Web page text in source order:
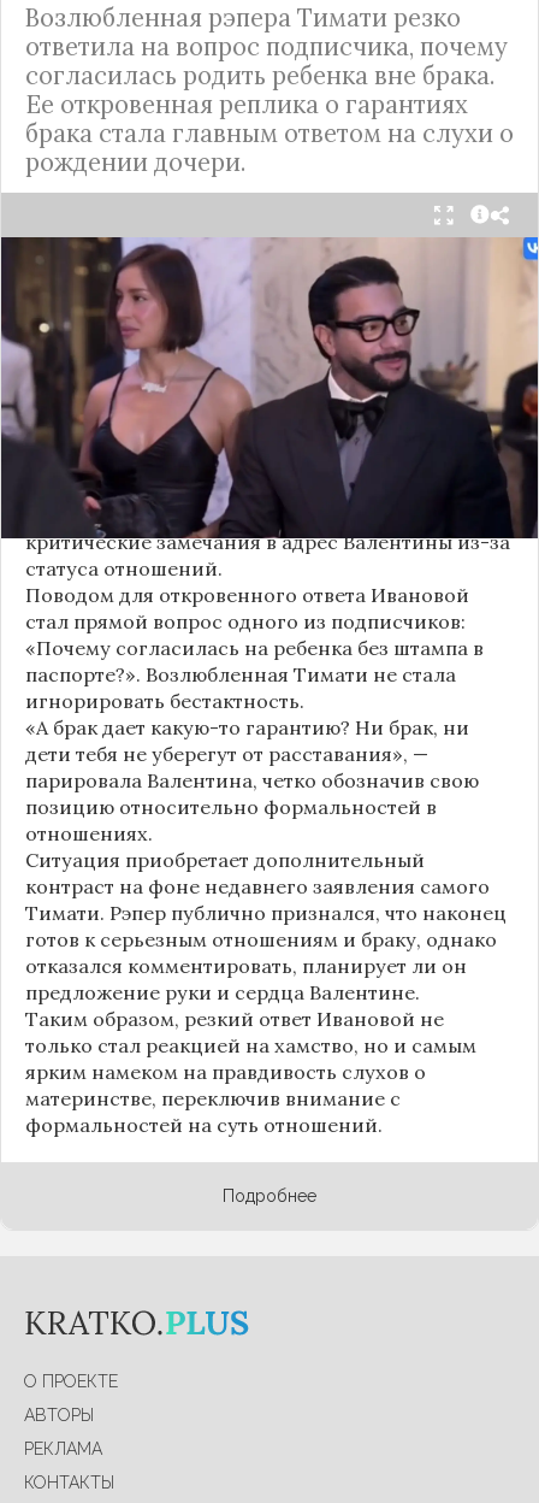
Возлюбленная рэпера Тимати резко
ответила на вопрос подписчика, почему
согласилась родить ребенка вне брака.
Ее откровенная реплика о гарантиях
брака стала главным ответом на слухи о
рождении дочери.
Валентина Иванова, избранница рэпера Тимати,
публично ответила на бестактный вопрос о
своем решении родить ребенка вне
официального брака. Ее резкая реакция стала
первым косвенным подтверждением слухов о
рождении дочери, ранее распространяемых
изданием «СтарХит».
Хотя сама звездная пара официально не
объявляла о пополнении, поклонники уже
засыпали их поздравлениями. Однако
некоторые комментаторы позволили себе
критические замечания в адрес Валентины из-за
статуса отношений.
Поводом для откровенного ответа Ивановой
стал прямой вопрос одного из подписчиков:
«Почему согласилась на ребенка без штампа в
паспорте?». Возлюбленная Тимати не стала
игнорировать бестактность.
«А брак дает какую-то гарантию? Ни брак, ни
дети тебя не уберегут от расставания», —
парировала Валентина, четко обозначив свою
позицию относительно формальностей в
отношениях.
Ситуация приобретает дополнительный
контраст на фоне недавнего заявления самого
Тимати. Рэпер публично признался, что наконец
готов к серьезным отношениям и браку, однако
отказался комментировать, планирует ли он
предложение руки и сердца Валентине.
Таким образом, резкий ответ Ивановой не
только стал реакцией на хамство, но и самым
ярким намеком на правдивость слухов о
материнстве, переключив внимание с
формальностей на суть отношений.
Подробнее
О ПРОЕКТЕ
АВТОРЫ
РЕКЛАМА
КОНТАКТЫ